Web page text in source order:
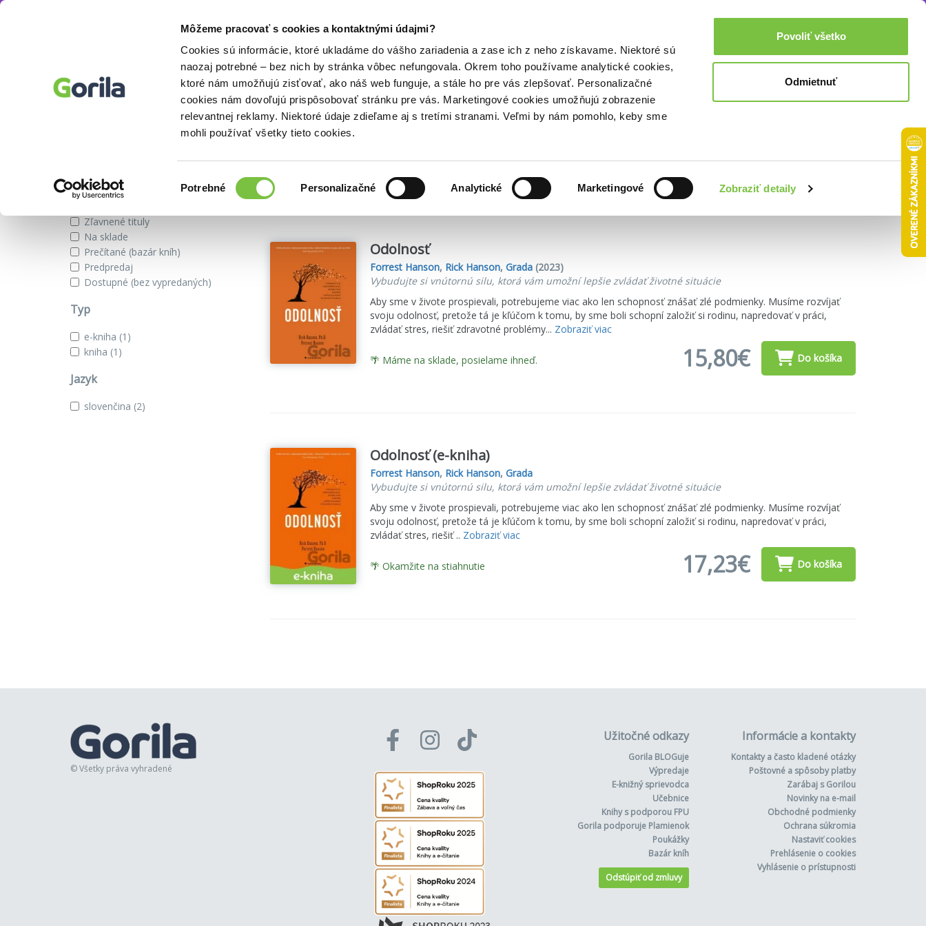
Môžeme pracovať s cookies a kontaktnými údajmi?
Cookies sú informácie, ktoré ukladáme do vášho zariadenia a zase ich z neho získavame. Niektoré sú
naozaj potrebné – bez nich by stránka vôbec nefungovala. Okrem toho používame analytické cookies,
ktoré nám umožňujú zisťovať, ako náš web funguje, a stále ho pre vás zlepšovať. Personalizačné
cookies nám dovoľujú prispôsobovať stránku pre vás. Marketingové cookies umožňujú zobrazenie
relevantnej reklamy. Niektoré údaje zdieľame aj s tretími stranami. Veľmi by nám pomohlo, keby sme
mohli používať všetky tieto cookies.
súhlasu
Potrebné Personalizačné Analytické Marketingové Zobraziť detaily
Povoliť všetko
Odmietnuť
Doplnky Prihlásenie 0,00€
Forrest Hanson Akcie a zľavy
Knihy autora Forrest Hanson
Zobraziť iba
Zľavnené tituly
Na sklade
Prečítané (bazár kníh)
Predpredaj
Dostupné (bez vypredaných)
Typ
e-kniha (1)
kniha (1)
Jazyk
slovenčina (2)
Našli sme Zoradiť podľa:
Odolnosť
Forrest Hanson, Rick Hanson, Grada(2023)
Vybudujte si vnútornú silu, ktorá vám umožní lepšie zvládať životné situácie
Aby sme v živote prospievali, potrebujeme viac ako len schopnosť znášať zlé podmienky. Musíme rozvíjať
svoju odolnosť, pretože tá je kľúčom k tomu, by sme boli schopní založiť si rodinu, napredovať v práci,
zvládať stres, riešiť zdravotné problémy... Zobraziť viac
🌴 Máme na sklade, posielame ihneď. 15,80€ Do košíka
Odolnosť (e-kniha)
Forrest Hanson, Rick Hanson, Grada
Vybudujte si vnútornú silu, ktorá vám umožní lepšie zvládať životné situácie
Aby sme v živote prospievali, potrebujeme viac ako len schopnosť znášať zlé podmienky. Musíme rozvíjať
svoju odolnosť, pretože tá je kľúčom k tomu, by sme boli schopní založiť si rodinu, napredovať v práci,
zvládať stres, riešiť .. Zobraziť viac
🌴 Okamžite na stiahnutie 17,23€ Do košíka
© Všetky práva vyhradené
Užitočné odkazy
Gorila BLOGuje
Výpredaje
E-knižný sprievodca
Učebnice
Knihy s podporou FPU
Gorila podporuje Plamienok
Poukážky
Bazár kníh
Odstúpiť od zmluvy
Informácie a kontakty
Kontakty a často kladené otázky
Poštovné a spôsoby platby
Zarábaj s Gorilou
Novinky na e-mail
Obchodné podmienky
Ochrana súkromia
Nastaviť cookies
Prehlásenie o cookies
Vyhlásenie o prístupnosti